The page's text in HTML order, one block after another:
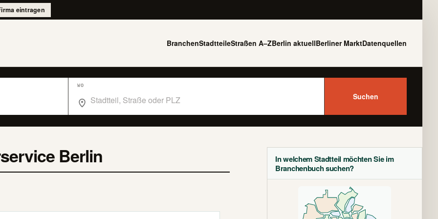
eintragen
BranchenStadtteileStraßen A–ZBerlin aktuellBerliner MarktDatenquellen
WO
Suchen
In welchem Stadtteil möchten Sie im
Branchenbuch suchen?
Berlin